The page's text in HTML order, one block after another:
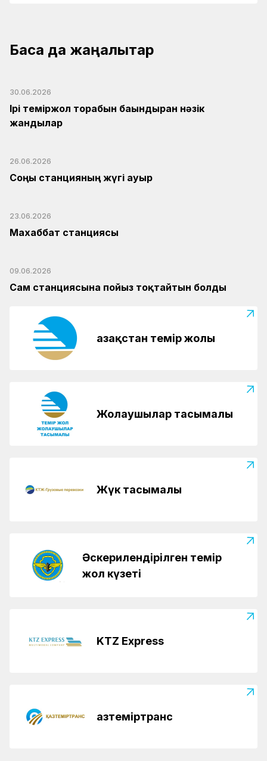
Басқа да жаңалықтар
30.06.2026
Ірі теміржол торабын бағындырған нәзік
жандылар
26.06.2026
Соңғы станцияның жүгі ауыр
23.06.2026
Махаббат станциясы
09.06.2026
Сам станциясына пойыз тоқтайтын болды
Қазақстан темір жолы
Жолаушылар тасымалы
Жүк тасымалы
Әскерилендірілген темір
жол күзеті
KTZ Express
Қазтеміртранс